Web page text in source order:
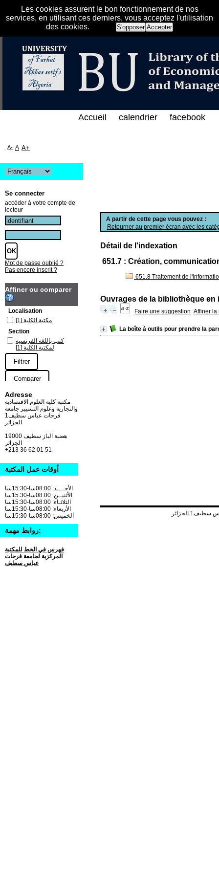
Les cookies assurent le bon fonctionnement de nos
services, en utilisant ces derniers, vous acceptez l'utilisation
des cookies.
S'opposer Accepter
الإلكتروني على الخط المباشر لمكتبة كلية
A partir de cette page vous pouvez :
Retourner au premier écran avec les
Détail de l'indexation
651.7 : Création,
651.8 Traitement de
Ouvrages de la bibliothèque en
Faire une suggestion Affiner la
La boîte à outils pour prendre la
Accueil calendrier facebook.
A- A A+
Se connecter
accéder à votre compte de
lecteur
Mot de passe oublié ?
Pas encore inscrit ?
Affiner ou comparer
Localisation
مكتبة الكلية [1]
Section
كتب باللغة الفرنسية
لمكتبة الكلية [1]
Adresse
مكتبة كلية العلوم الاقتصادية
والتجارية وعلوم التسيير جامعة
فرحات عباس سطيف1
الجزائر
19000 هضبة الباز سطيف
+213 36 62 01 51
أوقات عمل المكتبة
الأحــــد: 08:00سا-15:30سا
الأثنيــن: 08:00سا-15:30سا
الثلاثـاء: 08:00سا-15:30سا
الأربعاء: 08:00سا-15:30سا
الخميس: 08:00سا-15:30سا
روابط مهمة:
فهرس في الخط للمكتبة
المركزية لجامعة فرحات
عباس سطيف